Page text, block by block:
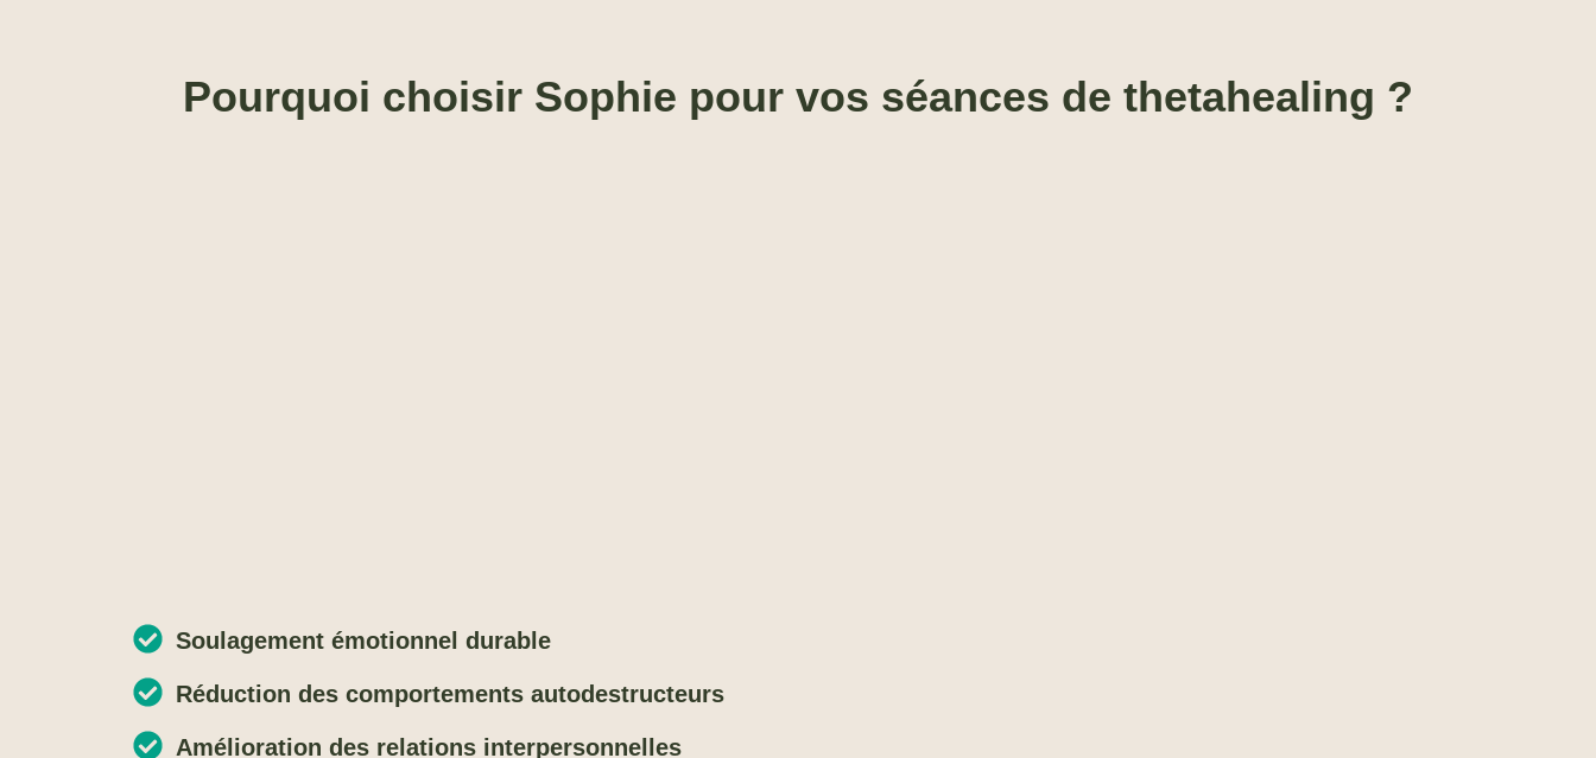
Pourquoi choisir Sophie pour vos séances de thetahealing ?
Soulagement émotionnel durable
Réduction des comportements autodestructeurs
Amélioration des relations interpersonnelles